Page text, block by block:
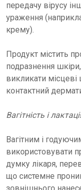
передачу вірусу
ураження
крему).
Продукт містить
подразнення
викликати місцеві
контактний
Вагітність і
Вагітним і
використовувати
думку лікаря,
що системне